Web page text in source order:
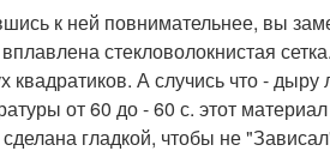
к ней повнимательнее, вы
стекловолокнистая
квадратиков. А случись что -
от 60 до - 60 с. этот
гладкой, чтобы не